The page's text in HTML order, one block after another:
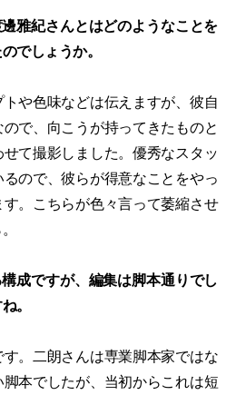
雅紀さんとはどのようなことを
でしょうか。
や色味などは伝えますが、彼自
で、向こうが持ってきたものと
て撮影しました。優秀なスタッ
ので、彼らが得意なことをやっ
。こちらが色々言って萎縮させ
成ですが、編集は脚本通りでし
。
。二朗さんは専業脚本家ではな
本でしたが、当初からこれは短